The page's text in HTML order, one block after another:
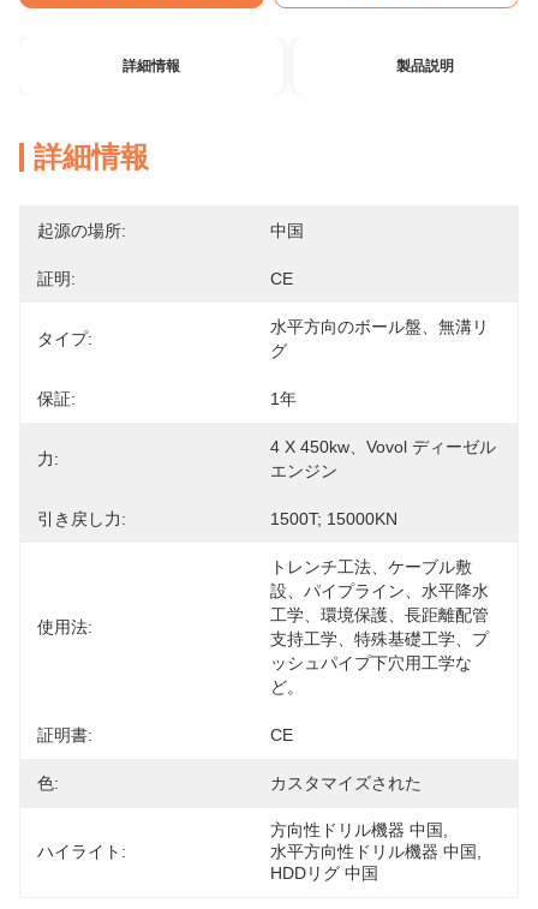
詳細情報 製品説明
詳細情報
起源の場所: 中国
証明: CE
タイプ:
水平方向のボール盤、無溝リ
グ
保証: 1年
力:
4 X 450kw、Vovol ディーゼル
エンジン
引き戻し力: 1500T; 15000KN
使用法:
トレンチ工法、ケーブル敷
設、パイプライン、水平降水
工学、環境保護、長距離配管
支持工学、特殊基礎工学、プ
ッシュパイプ下穴用工学な
ど。
証明書: CE
色: カスタマイズされた
ハイライト:
方向性ドリル機器 中国
水平方向性ドリル機器 中国
HDDリグ 中国